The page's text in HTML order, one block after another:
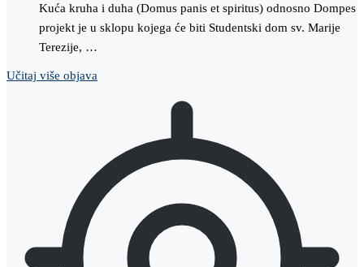
Kuća kruha i duha (Domus panis et spiritus) odnosno Dompes
projekt je u sklopu kojega će biti Studentski dom sv. Marije
Terezije, …
Učitaj više objava